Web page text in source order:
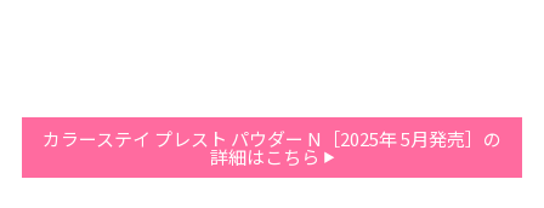
カラーステイ プレスト パウダー N［2025年 5月発売］の
詳細はこちら